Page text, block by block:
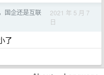
国企还是互联
2021 年 5 月 7
日
了